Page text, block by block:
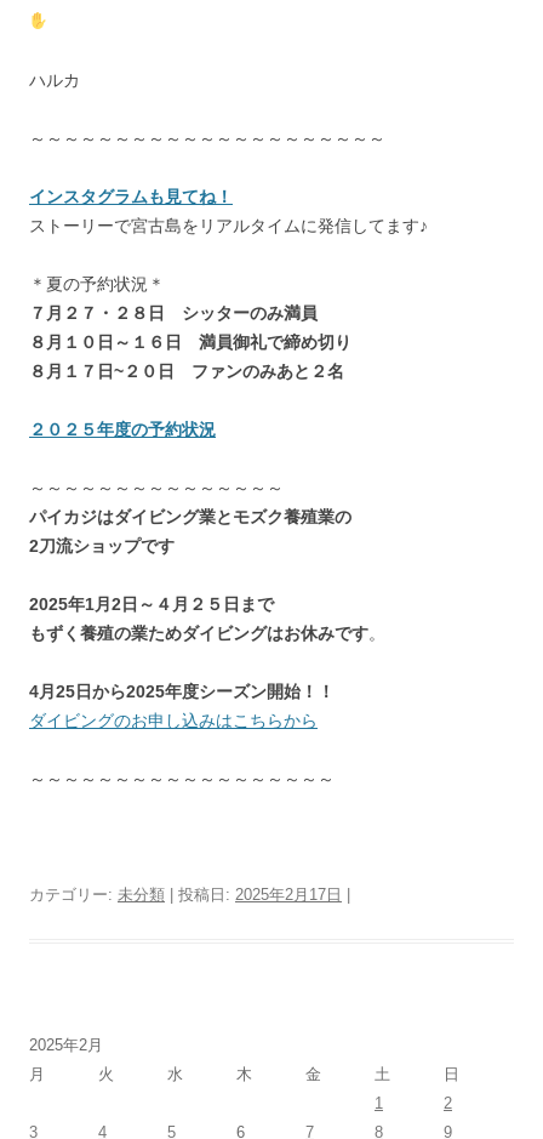
ハルカ
～～～～～～～～～～～～～～～～～～～～～
インスタグラムも見てね！
ストーリーで宮古島をリアルタイムに発信してます♪
＊夏の予約状況＊
７月２７・２８日 シッターのみ満員
８月１０日～１６日 満員御礼で締め切り
８月１７日~２０日 ファンのみあと２名
２０２５年度の予約状況
～～～～～～～～～～～～～～～
パイカジはダイビング業とモズク養殖業の
2刀流ショップです
2025年1月2日～４月２５日まで
もずく養殖の業ためダイビングはお休みです。
4月25日から2025年度シーズン開始！！
ダイビングのお申し込みはこちらから
～～～～～～～～～～～～～～～～～～
カテゴリー: 未分類 | 投稿日: 2025年2月17日 |
2025年2月
月
火 水 木 金 土
日
1
2
3
4 5 6 7 8
9